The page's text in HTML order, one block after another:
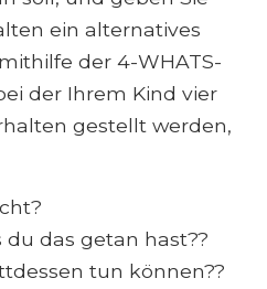
ein alternatives
der 4-WHATS-
der Ihrem Kind vier
gestellt werden,
du das getan hast??
tun können??